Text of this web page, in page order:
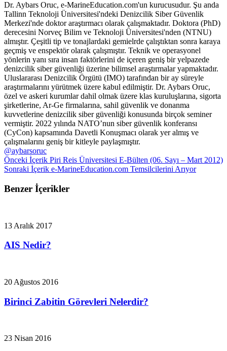
Dr. Aybars Oruc, e-MarineEducation.com'un kurucusudur. Şu anda
Tallinn Teknoloji Üniversitesi'ndeki Denizcilik Siber Güvenlik
Merkezi'nde doktor araştırmacı olarak çalışmaktadır. Doktora (PhD)
derecesini Norveç Bilim ve Teknoloji Üniversitesi'nden (NTNU)
almıştır. Çeşitli tip ve tonajlardaki gemielrde çalıştıktan sonra karaya
geçmiş ve enspektör olarak çalışmıştır. Teknik ve operasyonel
yönlerin yanı sıra insan faktörlerini de içeren geniş bir yelpazede
denizcilik siber güvenliği üzerine bilimsel araştırmalar yapmaktadır.
Uluslararası Denizcilik Örgütü (IMO) tarafından bir ay süreyle
araştırmalarını yürütmek üzere kabul edilmiştir. Dr. Aybars Oruc,
özel ve askeri kurumlar dahil olmak üzere klas kuruluşlarına, sigorta
şirketlerine, Ar-Ge firmalarına, sahil güvenlik ve donanma
kuvvetlerine denizcilik siber güvenliği konusunda birçok seminer
vermiştir. 2022 yılında NATO’nun siber güvenlik konferansı
(CyCon) kapsamında Davetli Konuşmacı olarak yer almış ve
çalışmalarını geniş bir kitleyle paylaşmıştır.
@aybarsoruc
Önceki İçerik Piri Reis Üniversitesi E-Bülten (06. Sayı – Mart 2012)
Sonraki İçerik e-MarineEducation.com Temsilcilerini Arıyor
Benzer İçerikler
13 Aralık 2017
AIS Nedir?
20 Ağustos 2016
Birinci Zabitin Görevleri Nelerdir?
23 Nisan 2016